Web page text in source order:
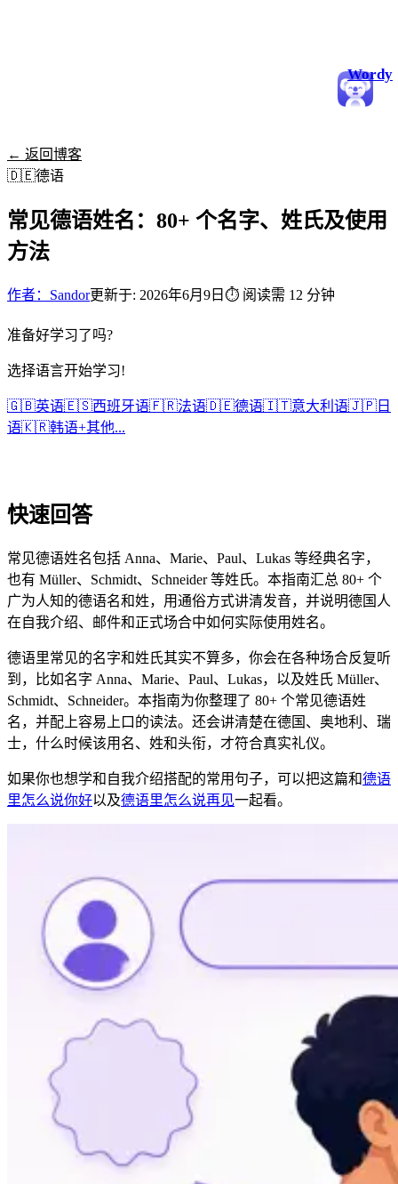
Wordy
← 返回博客
🇩🇪德语
常见德语姓名：80+ 个名字、姓氏及使用
方法
作者：Sandor更新于: 2026年6月9日 ⏱ 阅读需 12 分钟
准备好学习了吗?
选择语言开始学习!
🇬🇧英语🇪🇸西班牙语🇫🇷法语🇩🇪德语🇮🇹意大利语🇯🇵 日
语🇰🇷韩语+其他...
快速回答
常见德语姓名包括 Anna、Marie、Paul、Lukas 等经典名字，
也有 Müller、Schmidt、Schneider 等姓氏。本指南汇总 80+ 个
广为人知的德语名和姓，用通俗方式讲清发音，并说明德国人
在自我介绍、邮件和正式场合中如何实际使用姓名。
德语里常见的名字和姓氏其实不算多，你会在各种场合反复听
到，比如名字 Anna、Marie、Paul、Lukas，以及姓氏 Müller、
Schmidt、Schneider。本指南为你整理了 80+ 个常见德语姓
名，并配上容易上口的读法。还会讲清楚在德国、奥地利、瑞
士，什么时候该用名、姓和头衔，才符合真实礼仪。
如果你也想学和自我介绍搭配的常用句子，可以把这篇和德语
里怎么说你好以及德语里怎么说再见一起看。